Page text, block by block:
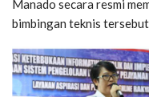
Manado secara resmi
bimbingan teknis